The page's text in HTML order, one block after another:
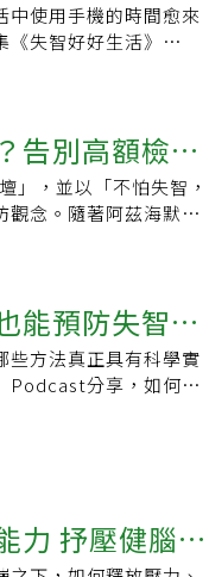
中使用手機的時間愈來
失智好好生活》
告別高額檢查
」，並以「不怕失智，
觀念。隨著阿茲海默症
能預防失智！
些方法真正具有科學實
Podcast分享，如何透
力 抒壓健腦的